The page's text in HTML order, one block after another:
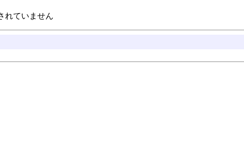
れていません